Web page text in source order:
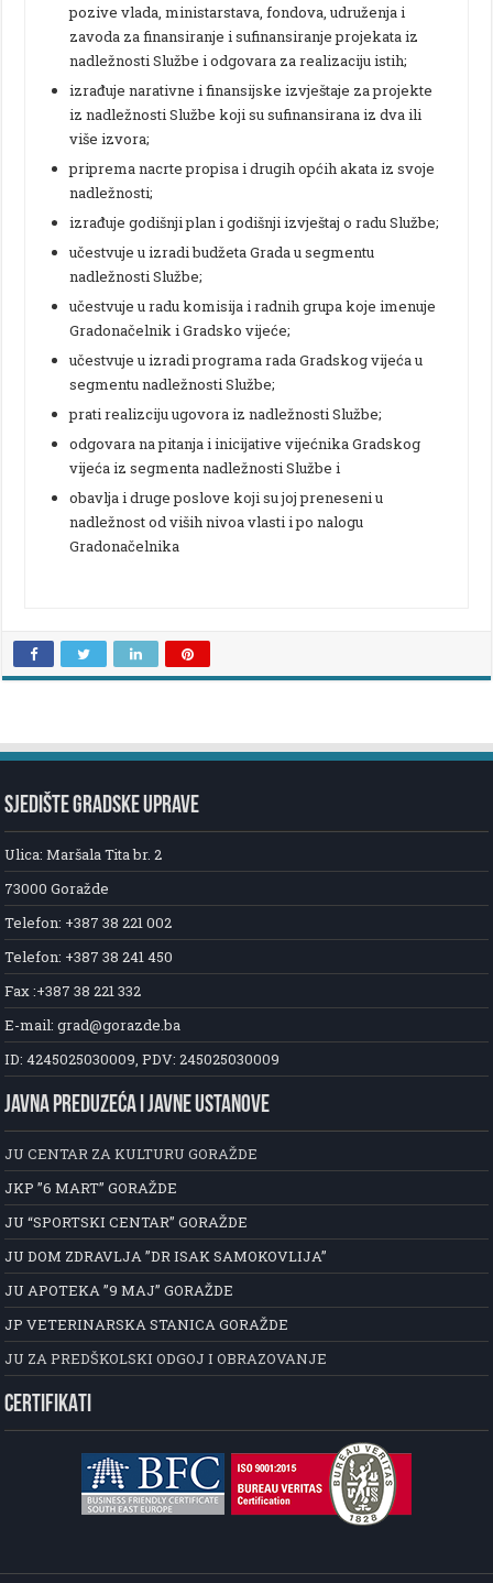
pozive vlada, ministarstava, fondova, udruženja i
zavoda za finansiranje i sufinansiranje projekata iz
nadležnosti Službe i odgovara za realizaciju istih;
izrađuje narativne i finansijske izvještaje za projekte
iz nadležnosti Službe koji su sufinansirana iz dva ili
više izvora;
priprema nacrte propisa i drugih općih akata iz svoje
nadležnosti;
izrađuje godišnji plan i godišnji izvještaj o radu Službe;
učestvuje u izradi budžeta Grada u segmentu
nadležnosti Službe;
učestvuje u radu komisija i radnih grupa koje imenuje
Gradonačelnik i Gradsko vijeće;
učestvuje u izradi programa rada Gradskog vijeća u
segmentu nadležnosti Službe;
prati realizciju ugovora iz nadležnosti Službe;
odgovara na pitanja i inicijative vijećnika Gradskog
vijeća iz segmenta nadležnosti Službe i
obavlja i druge poslove koji su joj preneseni u
nadležnost od viših nivoa vlasti i po nalogu
Gradonačelnika
SJEDIŠTE GRADSKE UPRAVE
Ulica: Maršala Tita br. 2
73000 Goražde
Telefon: +387 38 221 002
Telefon: +387 38 241 450
Fax :+387 38 221 332
E-mail: grad@gorazde.ba
ID: 4245025030009, PDV: 245025030009
JAVNA PREDUZEĆA I JAVNE USTANOVE
JU CENTAR ZA KULTURU GORAŽDE
JKP ”6 MART” GORAŽDE
JU “SPORTSKI CENTAR” GORAŽDE
JU DOM ZDRAVLJA ”DR ISAK SAMOKOVLIJA”
JU APOTEKA ”9 MAJ” GORAŽDE
JP VETERINARSKA STANICA GORAŽDE
JU ZA PREDŠKOLSKI ODGOJ I OBRAZOVANJE
CERTIFIKATI